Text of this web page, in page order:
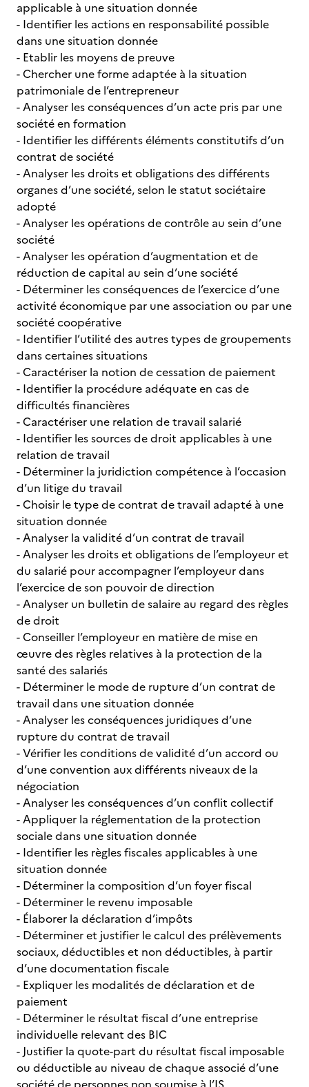
applicable à une situation donnée
- Identifier les actions en responsabilité possible
dans une situation donnée
- Etablir les moyens de preuve
- Chercher une forme adaptée à la situation
patrimoniale de l’entrepreneur
- Analyser les conséquences d’un acte pris par une
société en formation
- Identifier les différents éléments constitutifs d’un
contrat de société
- Analyser les droits et obligations des différents
organes d’une société, selon le statut sociétaire
adopté
- Analyser les opérations de contrôle au sein d’une
société
- Analyser les opération d’augmentation et de
réduction de capital au sein d’une société
- Déterminer les conséquences de l’exercice d’une
activité économique par une association ou par une
société coopérative
- Identifier l’utilité des autres types de groupements
dans certaines situations
- Caractériser la notion de cessation de paiement
- Identifier la procédure adéquate en cas de
difficultés financières
- Caractériser une relation de travail salarié
- Identifier les sources de droit applicables à une
relation de travail
- Déterminer la juridiction compétence à l’occasion
d’un litige du travail
- Choisir le type de contrat de travail adapté à une
situation donnée
- Analyser la validité d’un contrat de travail
- Analyser les droits et obligations de l’employeur et
du salarié pour accompagner l’employeur dans
l’exercice de son pouvoir de direction
- Analyser un bulletin de salaire au regard des règles
de droit
- Conseiller l’employeur en matière de mise en
œuvre des règles relatives à la protection de la
santé des salariés
- Déterminer le mode de rupture d’un contrat de
travail dans une situation donnée
- Analyser les conséquences juridiques d’une
rupture du contrat de travail
- Vérifier les conditions de validité d’un accord ou
d’une convention aux différents niveaux de la
négociation
- Analyser les conséquences d’un conflit collectif
- Appliquer la réglementation de la protection
sociale dans une situation donnée
- Identifier les règles fiscales applicables à une
situation donnée
- Déterminer la composition d’un foyer fiscal
- Déterminer le revenu imposable
- Élaborer la déclaration d’impôts
- Déterminer et justifier le calcul des prélèvements
sociaux, déductibles et non déductibles, à partir
d’une documentation fiscale
- Expliquer les modalités de déclaration et de
paiement
- Déterminer le résultat fiscal d’une entreprise
individuelle relevant des BIC
- Justifier la quote-part du résultat fiscal imposable
ou déductible au niveau de chaque associé d’une